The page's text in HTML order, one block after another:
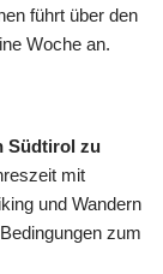
führt über den
Woche an.
Südtirol zu
mit
und Wandern
zum